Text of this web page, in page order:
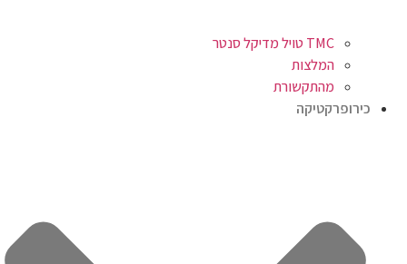
TMC טויל מדיקל סנטר
המלצות
מהתקשורת
כירופרקטיקה